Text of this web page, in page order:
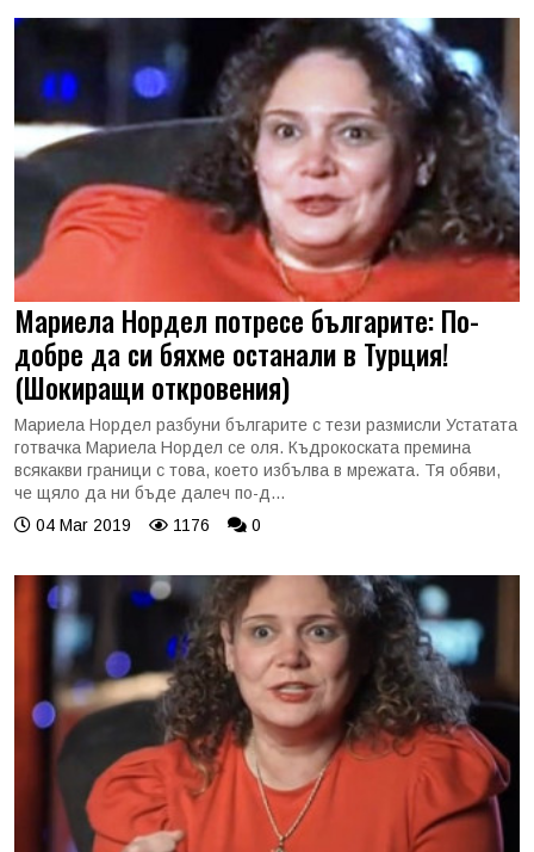
Мариела Нордел потресе българите: По-
добре да си бяхме останали в Турция!
(Шокиращи откровения)
Мариела Нордел разбуни българите с тези размисли Устатата
готвачка Мариела Нордел се оля. Къдрокоската премина
всякакви граници с това, което избълва в мрежата. Тя обяви,
че щяло да ни бъде далеч по-д...
04 Mar 2019
1176 0